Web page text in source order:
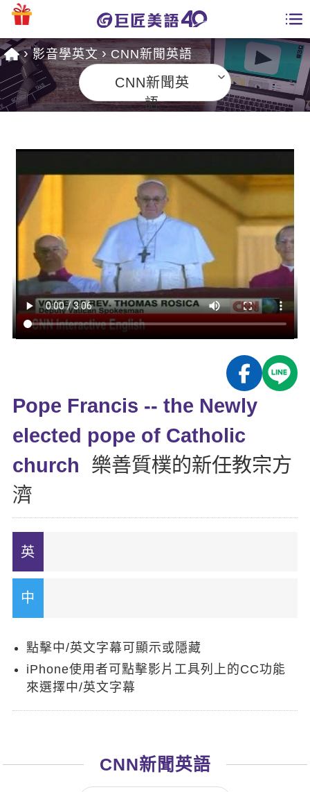
課程總覽
英文會話
商用英文
英文檢定
TOEIC 多益課程
IELTS 雅思課程
能力養成
自然發音
開口溜英文
旅遊英文
基礎字彙
英文文法技巧
特色課程
英語俱樂部
ECAM
Let's Talk
日語
韓語
西班牙語
更多
一對一家教
企業訓練
全國分校
免費資源
英文部落格
多益秒學堂
影音學英文
師資團隊
學習分享
學員故事
活動花絮
校園贊助
學員專區
Recruiting
影音學英文 CNN新聞英語
CNN新聞英
語
Pope Francis -- the Newly
elected pope of Catholic
church
樂善質樸的新任教宗方
濟
點擊中/英文字幕可顯示或隱藏
iPhone使用者可點擊影片工具列上的CC功能
來選擇中/英文字幕
CNN新聞英語